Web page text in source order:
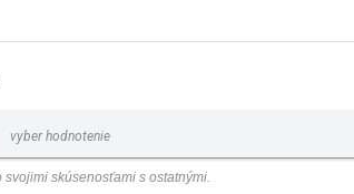
vyber hodnotenie